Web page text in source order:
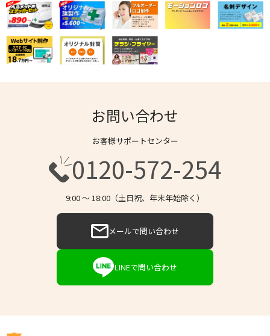
お問い合わせ
お客様サポートセンター
0120-572-254
9:00 〜 18:00（土日祝、年末年始除く）
メールで問い合わせ
LINEで問い合わせ